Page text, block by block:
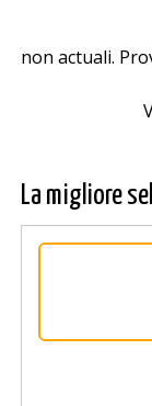
non actuali.
La migliore